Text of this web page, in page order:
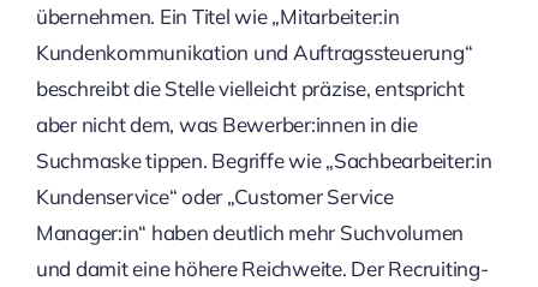
übernehmen. Ein Titel wie „Mitarbeiter:in
Kundenkommunikation und Auftragssteuerung“
beschreibt die Stelle vielleicht präzise, entspricht
aber nicht dem, was Bewerber:innen in die
Suchmaske tippen. Begriffe wie „Sachbearbeiter:in
Kundenservice“ oder „Customer Service
Manager:in“ haben deutlich mehr Suchvolumen
und damit eine höhere Reichweite. Der Recruiting-